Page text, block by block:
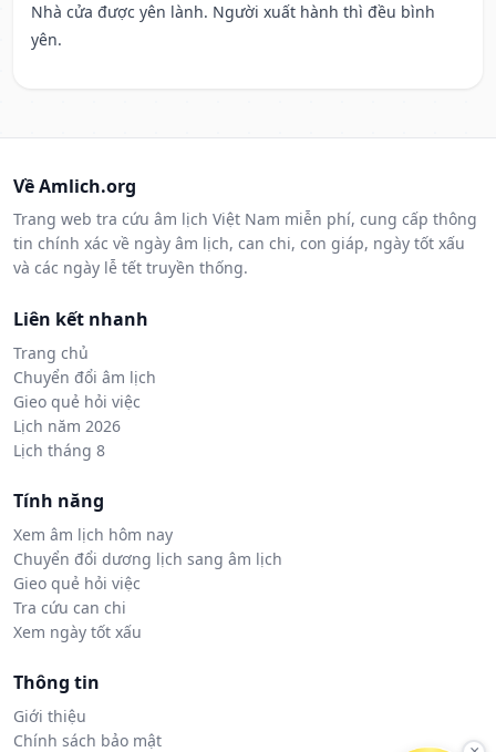
Nhà cửa được yên lành. Người xuất hành thì đều bình
yên.
Về Amlich.org
Trang web tra cứu âm lịch Việt Nam miễn phí, cung cấp thông
tin chính xác về ngày âm lịch, can chi, con giáp, ngày tốt xấu
và các ngày lễ tết truyền thống.
Liên kết nhanh
Trang chủ
Chuyển đổi âm lịch
Gieo quẻ hỏi việc
Lịch năm 2026
Lịch tháng 8
Tính năng
Xem âm lịch hôm nay
Chuyển đổi dương lịch sang âm lịch
Gieo quẻ hỏi việc
Tra cứu can chi
Xem ngày tốt xấu
Thông tin
Giới thiệu
Chính sách bảo mật